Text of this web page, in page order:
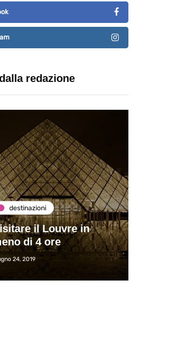
redazione
destinazioni
il Louvre in
di 4 ore
24, 2019